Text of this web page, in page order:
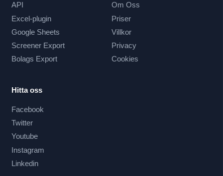
API
Excel-plugin
Google Sheets
Screener Export
Bolags Export
Om Oss
Priser
Villkor
Privacy
Cookies
Hitta oss
Facebook
Twitter
Youtube
Instagram
Linkedin